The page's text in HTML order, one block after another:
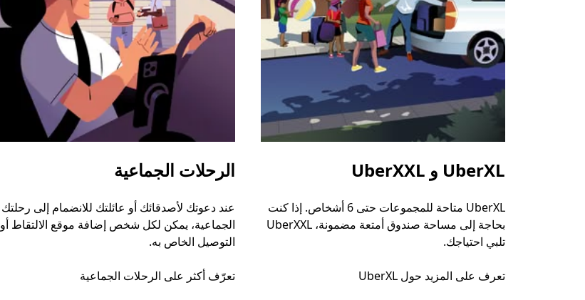
UberXL و UberXXL
UberXL متاحة للمجموعات حتى 6 أشخاص. إذا كنت
بحاجة إلى مساحة صندوق أمتعة مضمونة، UberXXL
تلبي احتياجك.
تعرف على المزيد حول UberXL
الرحلات الجماعية
عند دعوتك لأصدقائك أو عائلتك للانضمام إلى رحلتك
الجماعية، يمكن لكل شخص إضافة موقع الالتقاط أو
التوصيل الخاص به.
تعرّف أكثر على الرحلات الجماعية